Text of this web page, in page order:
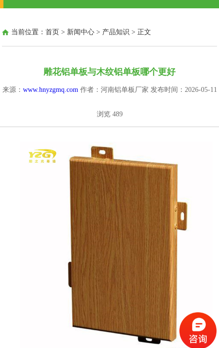
当前位置：首页 > 新闻中心 > 产品知识 > 正文
雕花铝单板与木纹铝单板哪个更好
来源： www.hnyzgmq.com 作者：河南铝单板厂家 发布时间：2026-05-11
浏览 489